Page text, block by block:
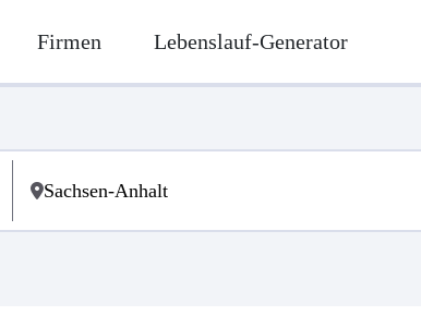
Firmen Lebenslauf-Generator